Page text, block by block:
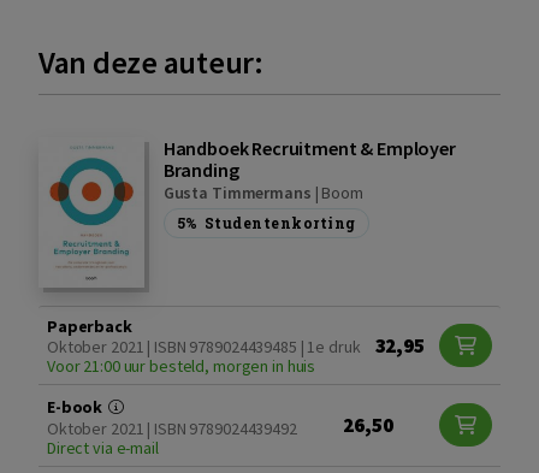
Van deze auteur:
Handboek Recruitment & Employer
Branding
Gusta Timmermans | Boom
5% Studentenkorting
Paperback
Oktober 2021 | ISBN 9789024439485 | 1e druk
Voor 21:00 uur besteld, morgen in huis
32,95
E-book
Oktober 2021 | ISBN 9789024439492
Direct via e-mail
26,50